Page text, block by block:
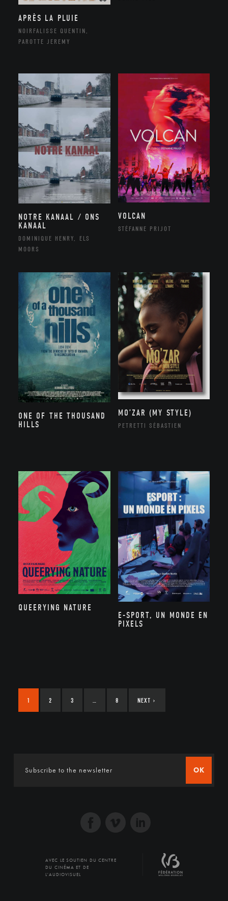
APRÈS LA PLUIE
NOIRFALISSE QUENTIN,
PAROTTE JEREMY
NOTRE KANAAL / ONS
KANAAL
DOMINIQUE HENRY, ELS
MOORS
VOLCAN
STÉFANNE PRIJOT
ONE OF THE THOUSAND
HILLS
MO’ZAR (MY STYLE)
PETRETTI SÉBASTIEN
QUEERYING NATURE
E-SPORT, UN MONDE EN
PIXELS
1 2 3 8 NEXT ›
OK
AVEC LE SOUTIEN DU CENTRE
DU CINÉMA ET DE
L'AUDIOVISUEL